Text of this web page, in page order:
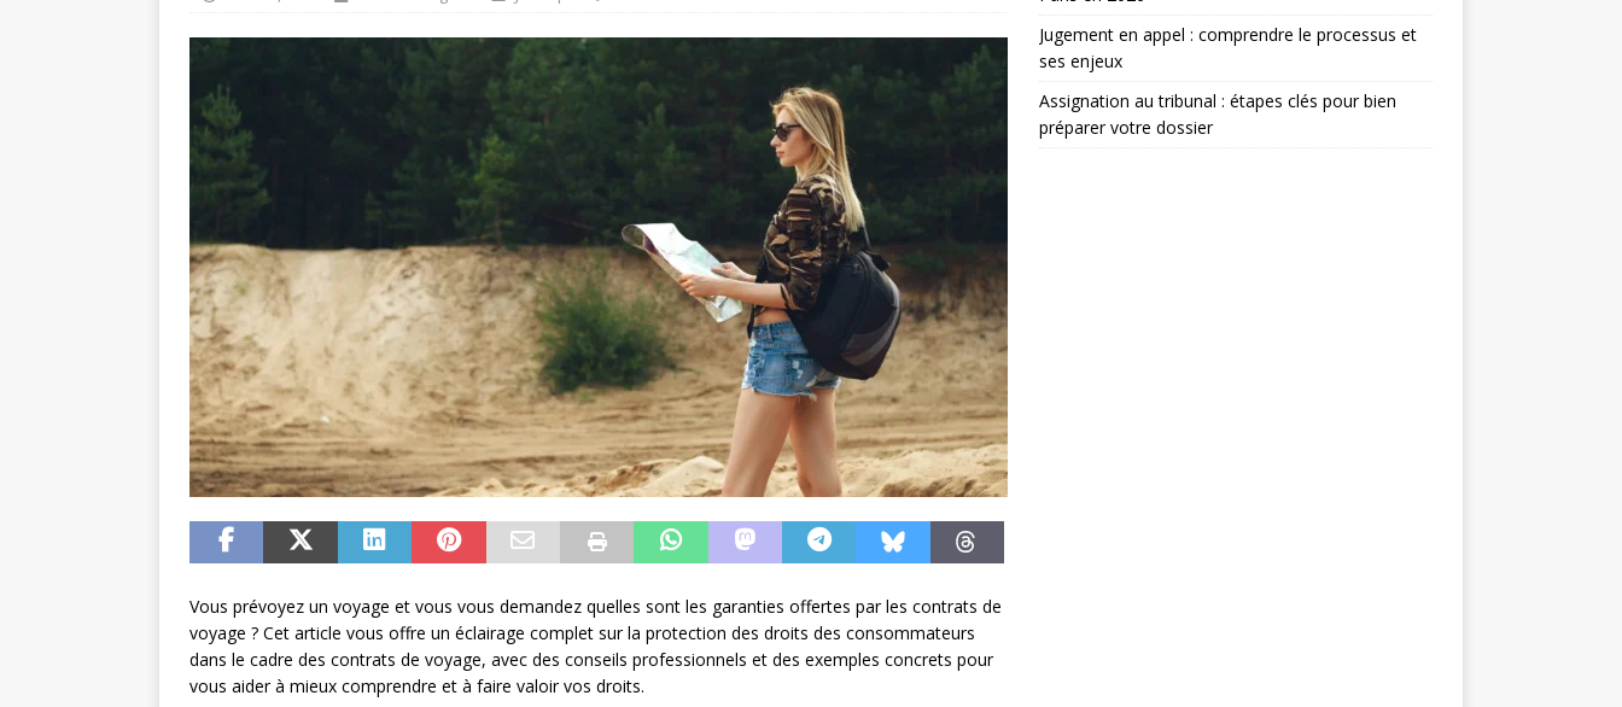
Vous prévoyez un voyage et vous vous demandez quelles sont les garanties offertes par les contrats de
voyage ? Cet article vous offre un éclairage complet sur la protection des droits des consommateurs
dans le cadre des contrats de voyage, avec des conseils professionnels et des exemples concrets pour
vous aider à mieux comprendre et à faire valoir vos droits.
Jugement en appel : comprendre le processus et
ses enjeux
Assignation au tribunal : étapes clés pour bien
préparer votre dossier